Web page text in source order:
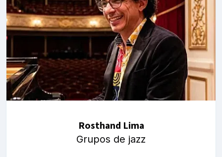
Rosthand Lima
Grupos de jazz